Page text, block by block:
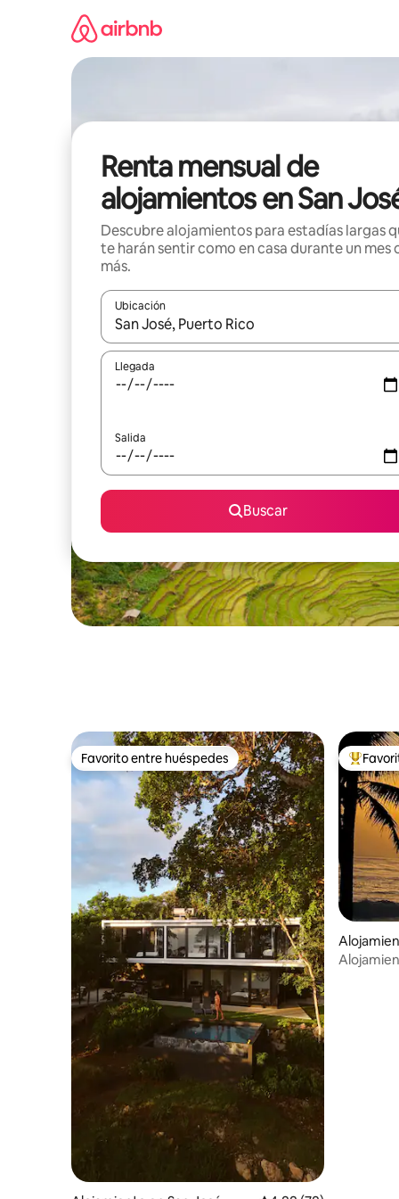
Renta mensual de
alojamientos en San
Descubre alojamientos para estadías largas
te harán sentir como en casa durante un mes
más.
Ubicación
Cuando los resultados estén disponibles,
Llegada
Salida
Buscar
Favorito entre huéspedes
Favorito entre huéspedes